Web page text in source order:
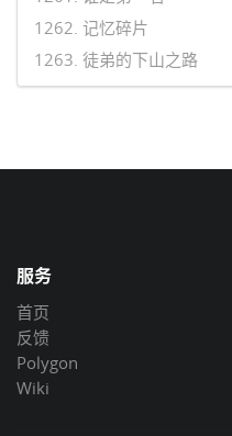
1262. 记忆碎片
1263. 徒弟的下山之路
服务
首页
反馈
Polygon
Wiki